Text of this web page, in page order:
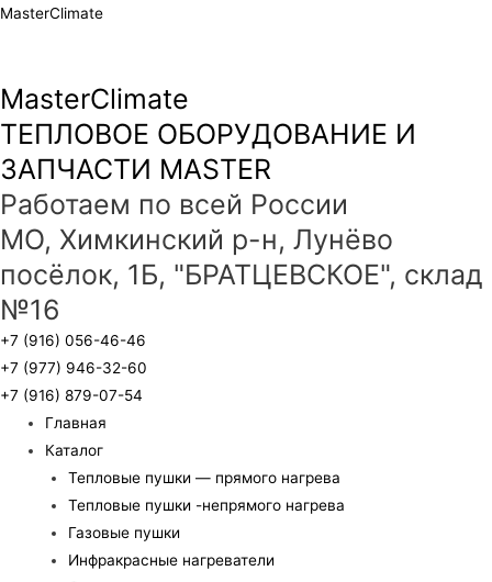
MasterClimate
MasterClimate
ТЕПЛОВОЕ ОБОРУДОВАНИЕ И
ЗАПЧАСТИ MASTER
Работаем по всей России
МО, Химкинский р-н, Лунёво
посёлок, 1Б, "БРАТЦЕВСКОЕ", склад
№16
+7 (916) 056-46-46
+7 (977) 946-32-60
+7 (916) 879-07-54
Главная
Каталог
Тепловые пушки — прямого нагрева
Тепловые пушки -непрямого нагрева
Газовые пушки
Инфракрасные нагреватели